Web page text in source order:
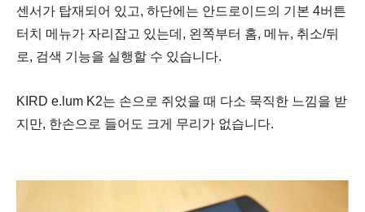
센서가 탑재되어 있고, 하단에는 안드로이드의 기본 4버튼
터치 메뉴가 자리잡고 있는데, 왼쪽부터 홈, 메뉴, 취소/뒤
로, 검색 기능을 실행할 수 있습니다.
KIRD e.lum K2는 손으로 쥐었을 때 다소 묵직한 느낌을 받
지만, 한손으로 들어도 크게 무리가 없습니다.